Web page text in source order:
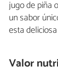
jugo de piña
un sabor
esta
Valor